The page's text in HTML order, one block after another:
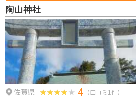
造メーカーの運営による清酒や焼酎の試飲、
充実しており、花を眺めながらゆったりとした
敵なスポットです。
陶山神社
佐賀県 4 （口コミ1件）